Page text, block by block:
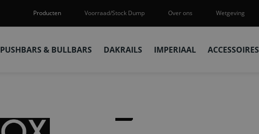
Producten Voorraad/Stock Dump Over ons Wetgeving
PUSHBARS & BULLBARS DAKRAILS IMPERIAAL ACCESSOIRES